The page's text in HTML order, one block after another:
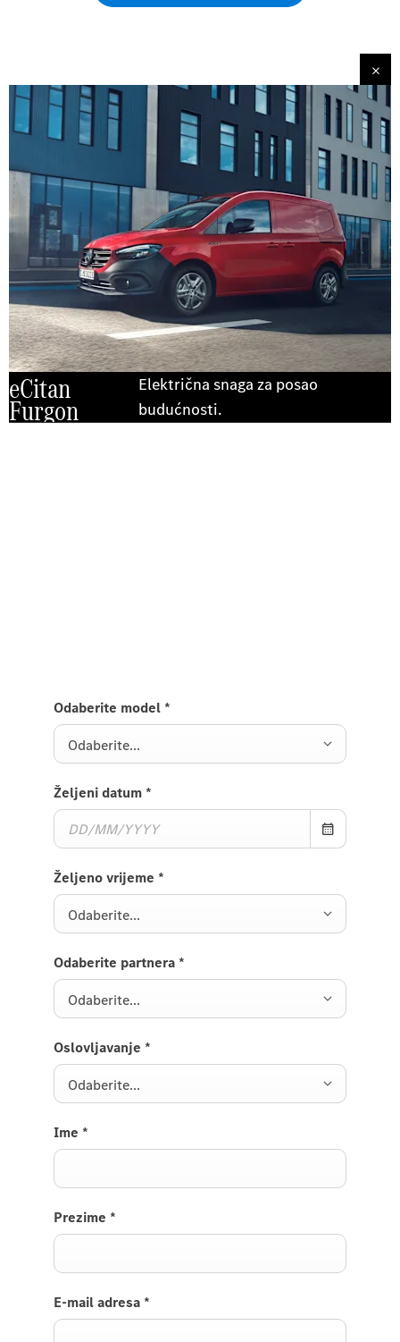
eCitan
Furgon
Električna snaga za posao
budućnosti.
Odaberite model *
Odaberite...
Željeni datum *
Željeno vrijeme *
Odaberite...
Odaberite partnera *
Odaberite...
Oslovljavanje *
Odaberite...
Ime *
Prezime *
E-mail adresa *